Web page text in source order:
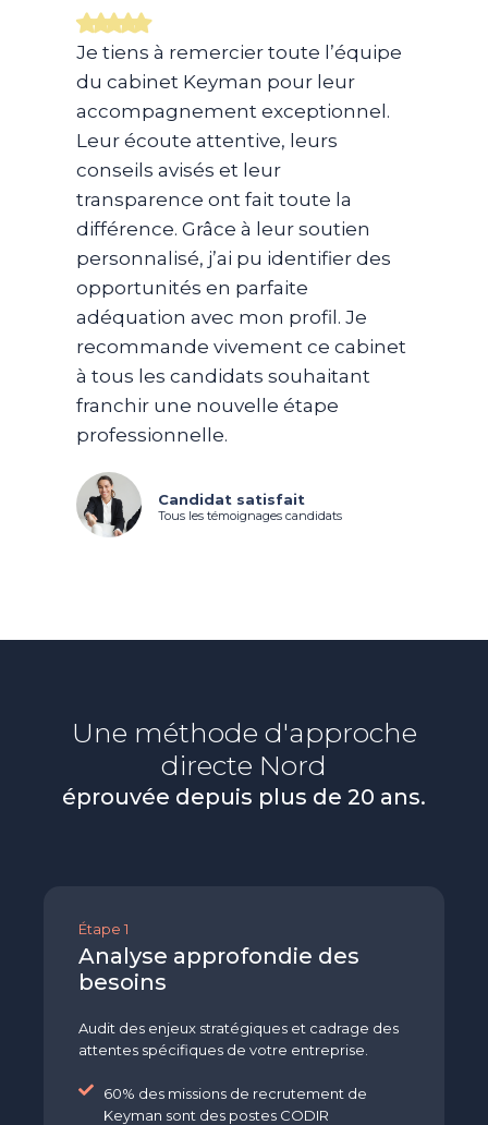
Je tiens à remercier toute l’équipe
du cabinet Keyman pour leur
accompagnement exceptionnel.
Leur écoute attentive, leurs
conseils avisés et leur
transparence ont fait toute la
différence. Grâce à leur soutien
personnalisé, j’ai pu identifier des
opportunités en parfaite
adéquation avec mon profil. Je
recommande vivement ce cabinet
à tous les candidats souhaitant
franchir une nouvelle étape
professionnelle.
Candidat satisfait
Tous les témoignages candidats
Une méthode d'approche
directe Nord
éprouvée depuis plus de 20 ans.
Étape 1
Analyse approfondie des
besoins
Audit des enjeux stratégiques et cadrage des
attentes spécifiques de votre entreprise.
60% des missions de recrutement de
Keyman sont des postes CODIR